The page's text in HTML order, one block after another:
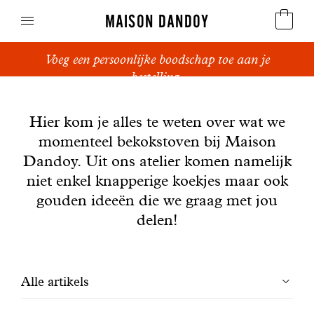
MAISON DANDOY
Speculoos
Suikerbrood en peperkoek
Cakes
Snoepgoed
Voeg een persoonlijke boodschap toe aan je
bestelling.
Hier kom je alles te weten over wat we
momenteel bekokstoven bij Maison
Dandoy. Uit ons atelier komen namelijk
niet enkel knapperige koekjes maar ook
gouden ideeën die we graag met jou
delen!
Filtrer
Alle artikels